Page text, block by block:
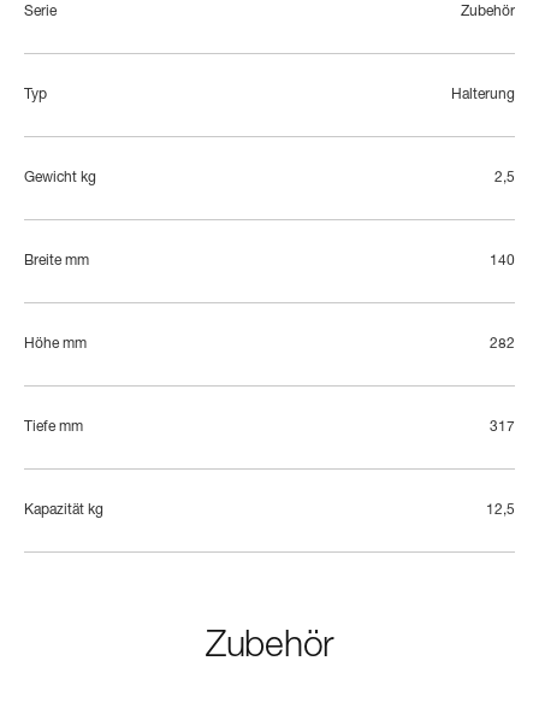
Serie Zubehör
Typ Halterung
Gewicht kg 2,5
Breite mm 140
Höhe mm 282
Tiefe mm 317
Kapazität kg 12,5
Zubehör